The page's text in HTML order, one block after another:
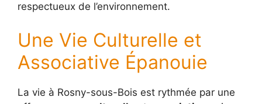
respectueux de l’environnement.
Une Vie Culturelle et
Associative Épanouie
La vie à Rosny-sous-Bois est rythmée par une